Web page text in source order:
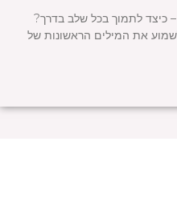
כיצד לתמוך בכל שלב בדרך?
את המילים הראשונות של